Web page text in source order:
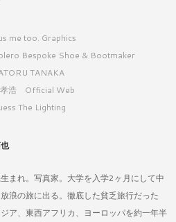
me too. Graphics
Bespoke Shoe & Bootmaker
TANAKA
浩 Official Web
The Lighting
まれ。写真家。大学を入学2ヶ月にして中
浪の旅に出る。徹底した貧乏旅行だった
ア、東西アフリカ、ヨーロッパを約一年半